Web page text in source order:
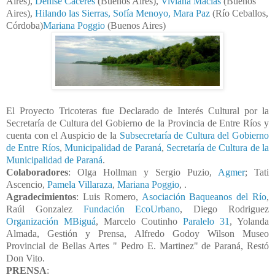
Aires), Hilando las Sierras, Sofía Menoyo, Mara Paz (Río Ceballos,
Córdoba)Mariana Poggio (Buenos Aires)
El Proyecto Tricoteras fue Declarado de Interés Cultural por la
Secretaría de Cultura del Gobierno de la Provincia de Entre Ríos y
cuenta con el Auspicio de la Subsecretaría de Cultura del Gobierno
de Entre Ríos, Municipalidad de Paraná, Secretaría de Cultura de la
Municipalidad de Paraná.
Colaboradores: Olga Hollman y Sergio Puzio, Agmer; Tati
Ascencio, Pamela Villaraza, Mariana Poggio, .
Agradecimientos: Luis Romero, Asociación Baqueanos del Río,
Raúl Gonzalez Fundación EcoUrbano, Diego Rodriguez
Organización MBiguá, Marcelo Coutinho Paralelo 31 , Yolanda
Almada, Gestión y Prensa, Alfredo Godoy Wilson Museo
Provincial de Bellas Artes " Pedro E. Martinez" de Paraná, Restó
Don Vito.
PRENSA: